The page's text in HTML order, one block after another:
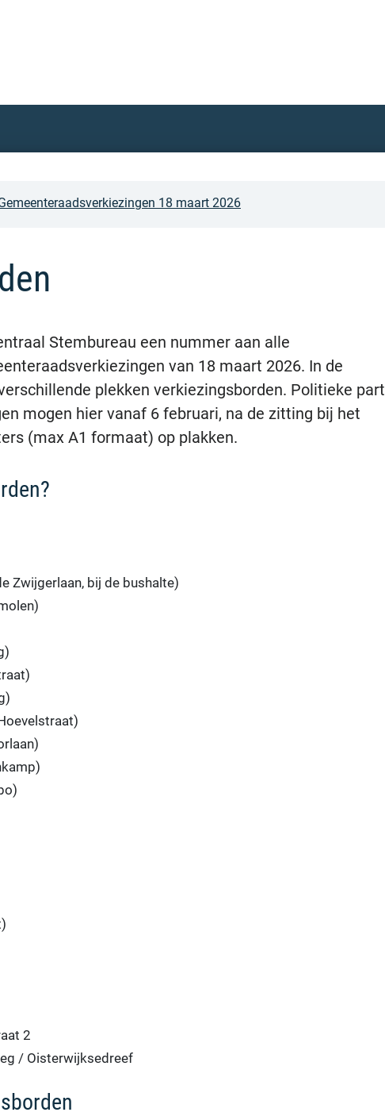
18 maart 2026
Stembureau een nummer aan alle
van 18 maart 2026. In de
plekken verkiezingsborden. Politieke
mogen hier vanaf 6 februari, na de zitting bij het
(max A1 formaat) op plakken.
Zwijgerlaan, bij de bushalte)
2
/ Oisterwijksedreef